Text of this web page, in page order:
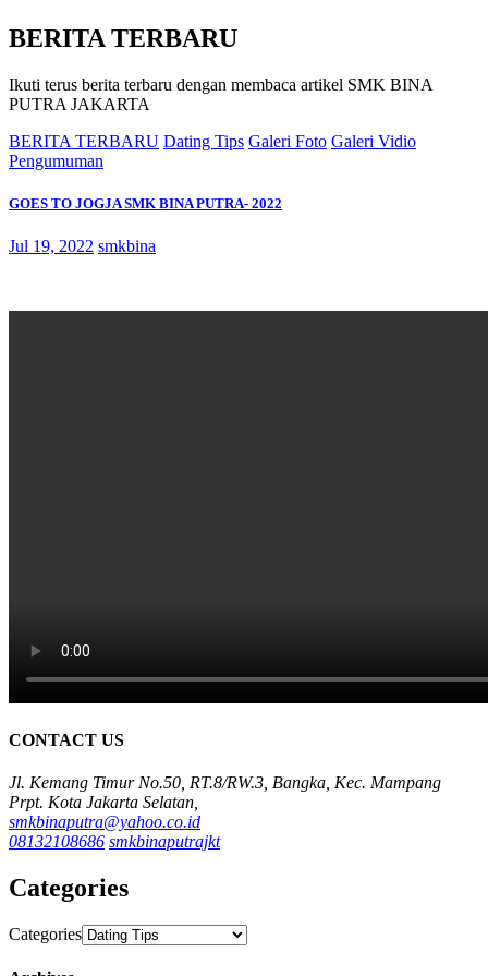
BERITA TERBARU
Ikuti terus berita terbaru dengan membaca artikel SMK BINA
PUTRA JAKARTA
BERITA TERBARU Dating Tips Galeri Foto Galeri Vidio
Pengumuman
GOES TO JOGJA SMK BINA PUTRA- 2022
Jul 19, 2022 smkbina
CONTACT US
Jl. Kemang Timur No.50, RT.8/RW.3, Bangka, Kec. Mampang
Prpt. Kota Jakarta Selatan,
smkbinaputra@yahoo.co.id
08132108686 smkbinaputrajkt
Categories
Categories